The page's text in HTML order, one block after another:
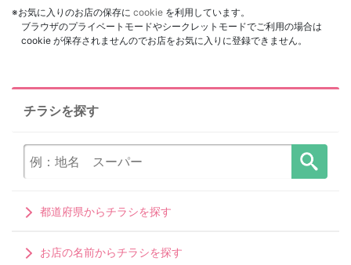
※お気に入りのお店の保存に cookie を利用しています。
ブラウザのプライベートモードやシークレットモードでご利用の場合は
cookie が保存されませんのでお店をお気に入りに登録できません。
チラシを探す
都道府県からチラシを探す
お店の名前からチラシを探す